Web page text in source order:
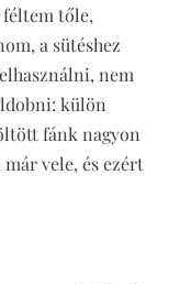
féltem tőle,
a sütéshez
nem
külön
fánk nagyon
vele, és ezért